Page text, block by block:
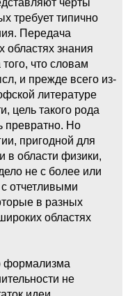
требует типично
Передача
знания
того, что словам
и прежде всего из-
литературе
цель такого рода
превратно. Но
пригодной для
в области физики,
не с более или
отчетливыми
в разных
областях
формализма
не